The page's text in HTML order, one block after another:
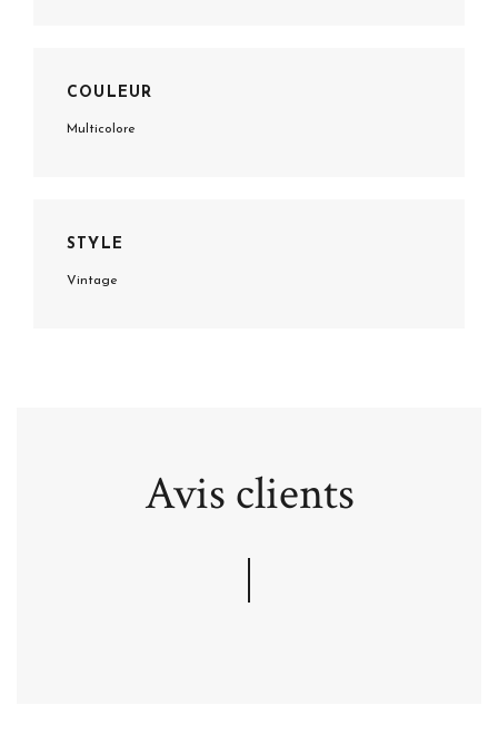
COULEUR
Multicolore
STYLE
Vintage
Avis clients